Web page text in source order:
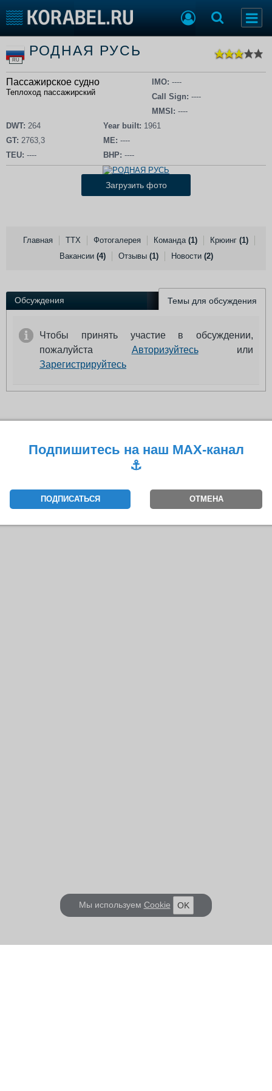
Тип судна
Добавить судно
Добавить проект
Последние 100
Пульс
Новости
Компании
Репутация
Торговая площадка
Доска объявлений
Продажа флота
Оборудование
Изделия
Материалы
Услуги
Личности
Словарь
Флот
Форум
Отзывы
RU
РОДНАЯ РУСЬ
Пассажирское судно
Теплоход пассажирский
IMO: ----
Call Sign: ----
MMSI: ----
DWT: 264
GT: 2763,3
TEU: ----
Year built: 1961
ME: ----
BHP: ----
Загрузить фото
Главная ТТХ Фотогалерея Команда (1) Крюинг (1)
Вакансии (4) Отзывы (1) Новости (2)
Обсуждения Темы для обсуждения
Чтобы принять участие в обсуждении,
пожалуйста Авторизуйтесьили
Зарегистрируйтесь
Мы используем Cookie OK
Подпишитесь на наш MAX-канал
⚓️
ПОДПИСАТЬСЯ ОТМЕНА